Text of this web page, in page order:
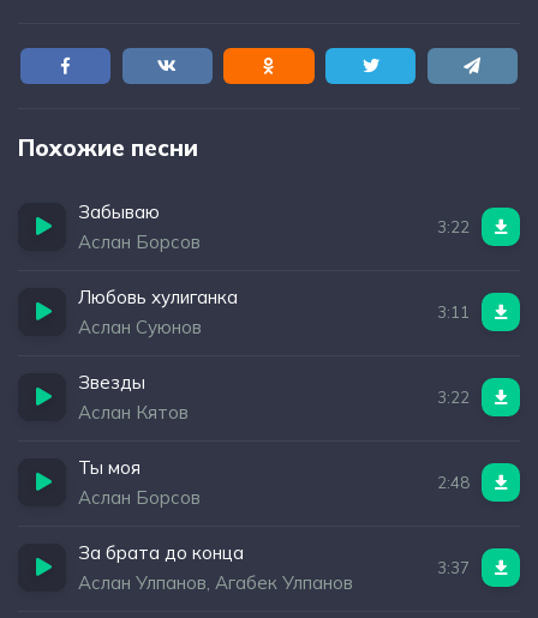
Похожие песни
Забываю
Аслан Борсов
3:22
Любовь хулиганка
Аслан Суюнов
3:11
Звезды
Аслан Кятов
3:22
Ты моя
Аслан Борсов
2:48
За брата до конца
Аслан Улпанов, Агабек Улпанов
3:37